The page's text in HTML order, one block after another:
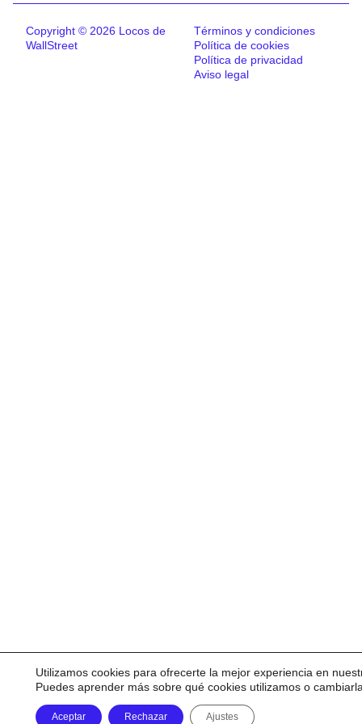
Copyright © 2026 Locos de
WallStreet
Términos y condiciones
Política de cookies
Política de privacidad
Aviso legal
Utilizamos cookies para ofrecerte la mejor experiencia en
Puedes aprender más sobre qué cookies utilizamos o
Aceptar Rechazar Ajustes